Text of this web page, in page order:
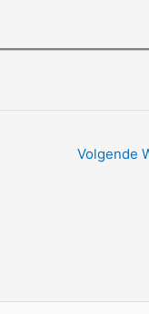
Volgende